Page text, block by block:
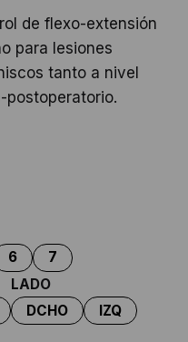
de flexo-extensión
para lesiones
tanto a nivel
postoperatorio.
LADO